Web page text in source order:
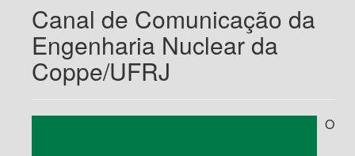
Canal de Comunicação da
Engenharia Nuclear da
Coppe/UFRJ
O